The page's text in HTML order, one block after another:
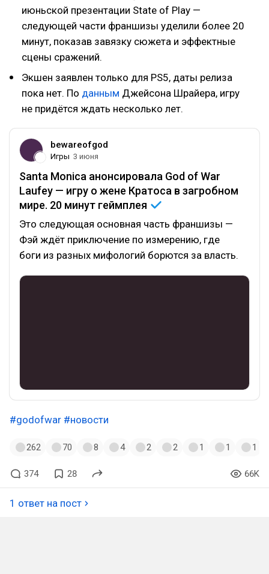
июньской презентации State of Play —
следующей части франшизы уделили более 20
минут, показав завязку сюжета и эффектные
сцены сражений.
Экшен заявлен только для PS5, даты релиза
пока нет. По данным Джейсона Шрайера, игру
не придётся ждать несколько лет.
bewareofgod
Игры 3 июня
Santa Monica анонсировала God of War
Laufey — игру о жене Кратоса в загробном
мире. 20 минут геймплея
Это следующая основная часть франшизы —
Фэй ждёт приключение по измерению, где
боги из разных мифологий борются за власть.
#godofwar #новости
262 70 8 4 2 2 1 1 1
374 28 66K
1 ответ на пост